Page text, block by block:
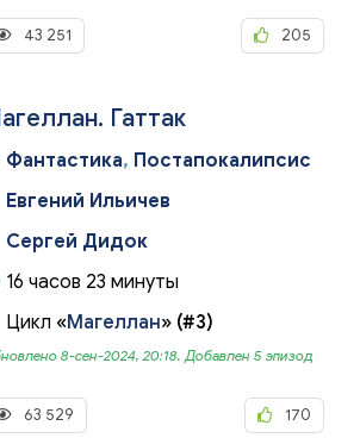
43 251 205
Гаттак
Фантастика, Постапокалипсис
Евгений Ильичев
Сергей Дидок
16 часов 23 минуты
Цикл «Магеллан» (#3)
8-сен-2024, 20:18. Добавлен 5 эпизод
63 529 170